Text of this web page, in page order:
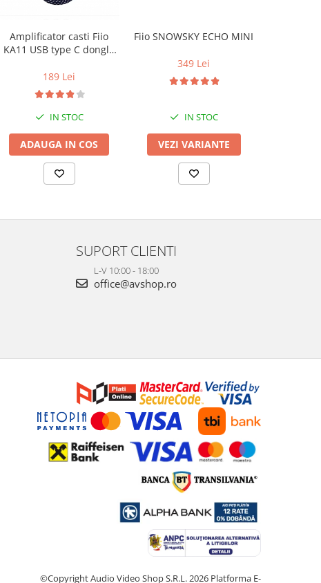
Amplificator casti Fiio
KA11 USB type C dongle
189 Lei
IN STOC
ADAUGA IN COS
Fiio SNOWSKY ECHO MINI
349 Lei
IN STOC
VEZI VARIANTE
SUPORT CLIENTI
L-V 10:00 - 18:00
office@avshop.ro
©Copyright Audio Video Shop S.R.L. 2026 Platforma E-